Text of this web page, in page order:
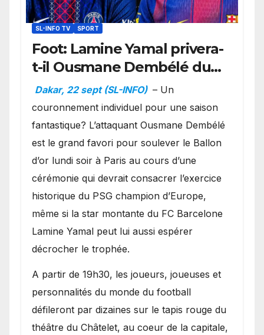
SL-INFO TV SPORT
Foot: Lamine Yamal privera-
t-il Ousmane Dembélé du
Ballon d’or ?
Dakar, 22 sept (SL-INFO) – Un
couronnement individuel pour une saison
fantastique? L’attaquant Ousmane Dembélé
est le grand favori pour soulever le Ballon
d’or lundi soir à Paris au cours d’une
cérémonie qui devrait consacrer l’exercice
historique du PSG champion d’Europe,
même si la star montante du FC Barcelone
Lamine Yamal peut lui aussi espérer
décrocher le trophée.
A partir de 19h30, les joueurs, joueuses et
personnalités du monde du football
défileront par dizaines sur le tapis rouge du
théâtre du Châtelet, au coeur de la capitale,